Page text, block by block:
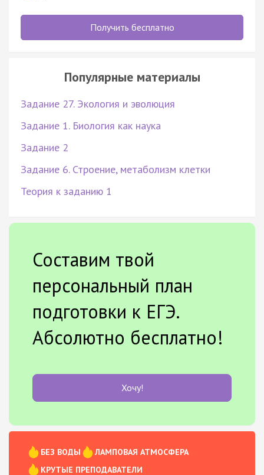
Получить бесплатно
Популярные материалы
Задание 27. Экология и эволюция
Задание 1. Биология как наука
Задание 2
Задание 6. Строение, метаболизм клетки
Теория к заданию 1
Составим твой
персональный план
подготовки к ЕГЭ.
Абсолютно бесплатно!
Хочу!
БЕЗ ВОДЫ
ЛАМПОВАЯ АТМОСФЕРА
КРУТЫЕ ПРЕПОДАВАТЕЛИ